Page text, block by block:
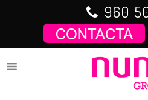
960